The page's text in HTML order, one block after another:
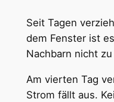
Seit Tagen
dem Fenster ist
Nachbarn nicht
Am vierten Tag
Strom fällt aus.